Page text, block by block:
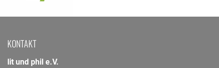
KONTAKT
lit und phil e.V.